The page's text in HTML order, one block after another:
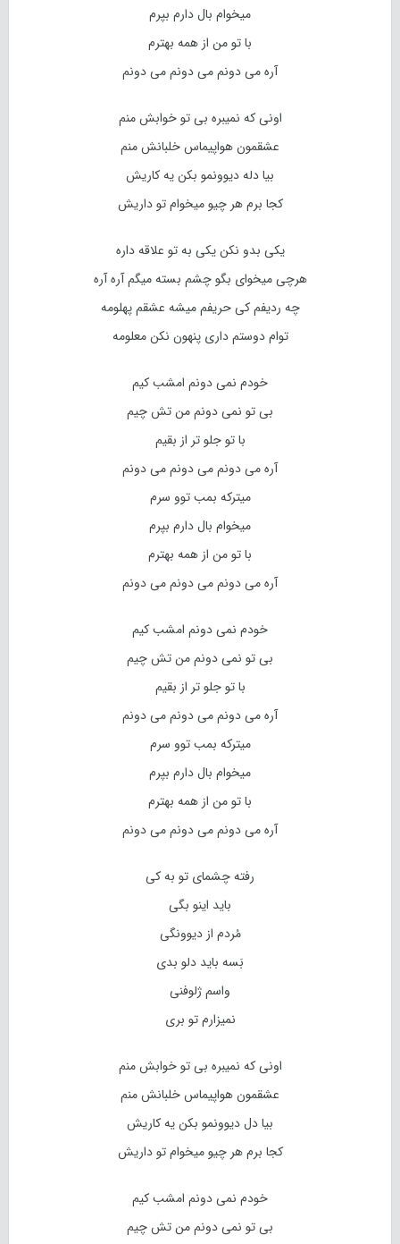
میخوام بال دارم بپرم
با تو من از همه بهترم
آره می دونم می دونم می دونم
اونی که نمیبره بی تو خوابش منم
عشقمون هواپیماس خلبانش منم
بیا دله دیوونمو بکن یه کاریش
کجا برم هر چیو میخوام تو داریش
یکی بدو نکن یکی به تو علاقه داره
هرچی میخوای بگو چشم بسته میگم آره آره
چه ردیفم کی حریفم میشه عشقم پهلومه
توام دوستم داری پنهون نکن معلومه
خودم نمی دونم امشب کیم
بی تو نمی دونم من تش چیم
با تو جلو تر از بقیم
آره می دونم می دونم می دونم
میترکه بمب توو سرم
میخوام بال دارم بپرم
با تو من از همه بهترم
آره می دونم می دونم می دونم
خودم نمی دونم امشب کیم
بی تو نمی دونم من تش چیم
با تو جلو تر از بقیم
آره می دونم می دونم می دونم
میترکه بمب توو سرم
میخوام بال دارم بپرم
با تو من از همه بهترم
آره می دونم می دونم می دونم
رفته چشمای تو به کی
باید اینو بگی
مُردم از دیوونگی
بَسه باید دلو بدی
واسم ژلوفنی
نمیزارم تو بری
اونی که نمیبره بی تو خوابش منم
عشقمون هواپیماس خلبانش منم
بیا دل دیوونمو بکن یه کاریش
کجا برم هر چیو میخوام تو داریش
خودم نمی دونم امشب کیم
بی تو نمی دونم من تش چیم